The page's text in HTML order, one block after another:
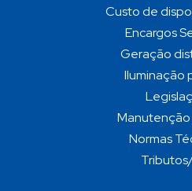
Custo de
Encargos
Geração
Iluminação
Manutenção
Normas